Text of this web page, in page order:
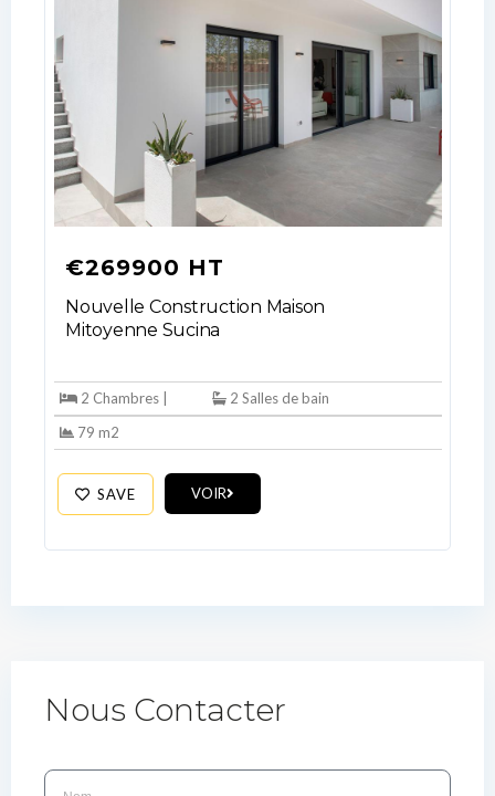
€269900 HT
Nouvelle Construction Maison
Mitoyenne Sucina
2 Chambres |
2 Salles de bain
79 m2
SAVE VOIR
Nous Contacter